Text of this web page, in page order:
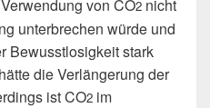
von CO2 nicht
unterbrechen würde und
Bewusstlosigkeit stark
die Verlängerung der
ist CO2 im